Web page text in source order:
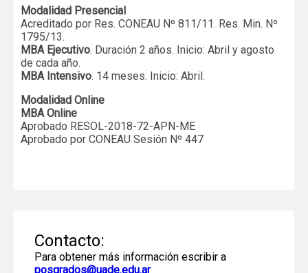
Modalidad Presencial
Acreditado por Res. CONEAU Nº 811/11. Res. Min. Nº
1795/13.
MBA Ejecutivo. Duración 2 años. Inicio: Abril y agosto
de cada año.
MBA Intensivo. 14 meses. Inicio: Abril.
Modalidad Online
MBA Online
Aprobado RESOL-2018-72-APN-ME
Aprobado por CONEAU Sesión Nº 447
Contacto:
Para obtener más información escribir a
posgrados@uade.edu.ar